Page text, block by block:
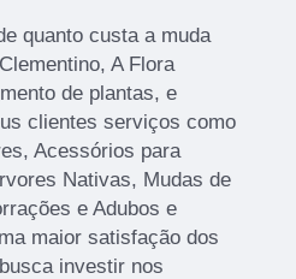
quanto custa a muda
A Flora
de plantas, e
clientes serviços como
Acessórios para
Nativas, Mudas de
e Adubos e
maior satisfação dos
investir nos